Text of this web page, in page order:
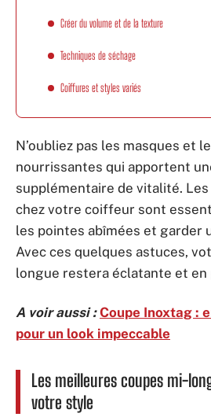
Créer du volume et de la texture
Techniques de séchage
Coiffures et styles variés
N’oubliez pas les masques et
nourrissantes qui apportent
supplémentaire de vitalité.
chez votre coiffeur sont
les pointes abîmées et garder
Avec ces quelques astuces,
longue restera éclatante et en
A voir aussi : Coupe Inoxtag :
pour un look impeccable
Les meilleures coupes mi-
votre style